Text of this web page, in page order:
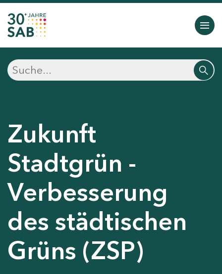
Zukunft
Stadtgrün -
Verbesserung
des städtischen
Grüns (ZSP)